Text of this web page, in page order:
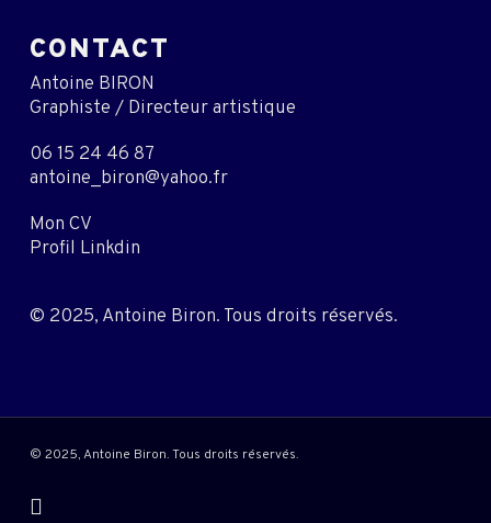
CONTACT
Antoine BIRON
Graphiste / Directeur artistique
06 15 24 46 87
antoine_biron@yahoo.fr
Mon CV
Profil Linkdin
© 2025, Antoine Biron. Tous droits réservés.
© 2025, Antoine Biron. Tous droits réservés.
instagram